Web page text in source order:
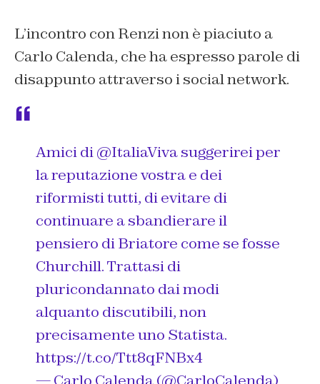
L’incontro con Renzi non è piaciuto a
Carlo Calenda, che ha espresso parole di
disappunto attraverso i social network.
Amici di@ItaliaVivasuggerirei per
la reputazione vostra e dei
riformisti tutti, di evitare di
continuare a sbandierare il
pensiero di Briatore come se fosse
Churchill. Trattasi di
pluricondannato dai modi
alquanto discutibili, non
precisamente uno Statista.
https://t.co/Ttt8qFNBx4